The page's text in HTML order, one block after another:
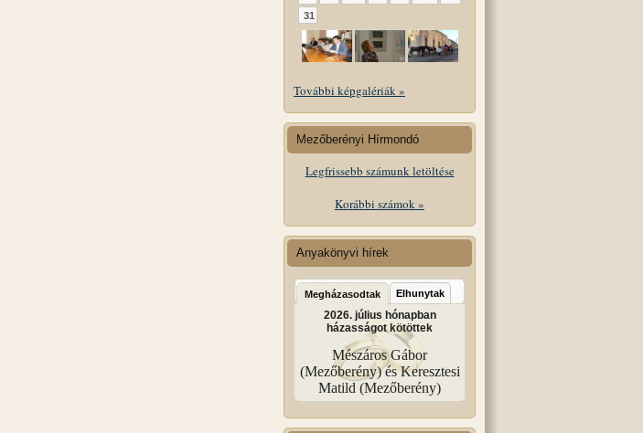
31
További képgalériák »
Mezőberényi Hírmondó
Legfrissebb számunk letöltése
Korábbi számok »
Anyakönyvi hírek
Megházasodtak Elhunytak
2026. július hónapban
házasságot kötöttek
Mészáros Gábor
(Mezőberény) és Keresztesi
Matild (Mezőberény)